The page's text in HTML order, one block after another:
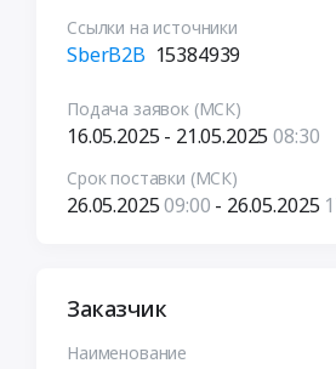
Ссылки на источники
SberB2B 15384939
Подача заявок (МСК)
16.05.2025 - 21.05.202508:30
Срок поставки (МСК)
26.05.202509:00 - 26.05.2025
Заказчик
Наименование